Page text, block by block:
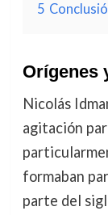
5
Orígenes
Nicolás
agitación
formaban
parte del